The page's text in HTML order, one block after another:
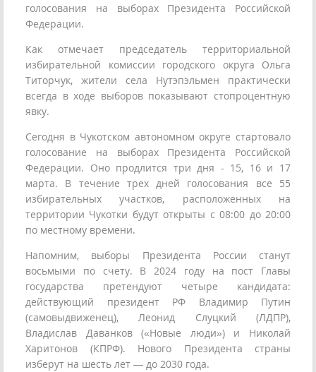
голосования на выборах Президента Российской
Федерации.
Как отмечает председатель территориальной
избирательной комиссии городского округа Ольга
Титорчук, жители села Нутэпэльмен практически
всегда в ходе выборов показывают стопроцентную
явку.
Сегодня в Чукотском автономном округе стартовало
голосование на выборах Президента Российской
Федерации. Оно продлится три дня - 15, 16 и 17
марта. В течение трех дней голосования все 55
избирательных участков, расположенных на
территории Чукотки будут открыты с 08:00 до 20:00
по местному времени.
Напомним, выборы Президента России станут
восьмыми по счету. В 2024 году на пост Главы
государства претендуют четыре кандидата:
действующий президент РФ Владимир Путин
(самовыдвиженец), Леонид Слуцкий (ЛДПР),
Владислав Даванков («Новые люди») и Николай
Харитонов (КПРФ). Нового Президента страны
изберут на шесть лет — до 2030 года.